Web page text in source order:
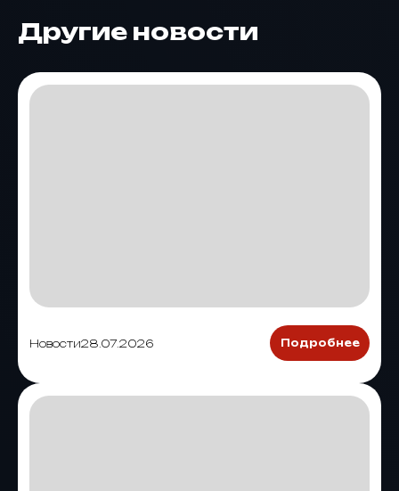
Другие новости
Новости28.07.2026 Подробнее